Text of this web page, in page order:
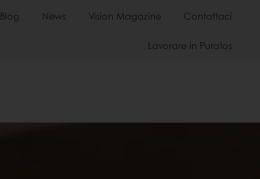
Blog News Vision Magazine Contattaci
Lavorare in Puratos